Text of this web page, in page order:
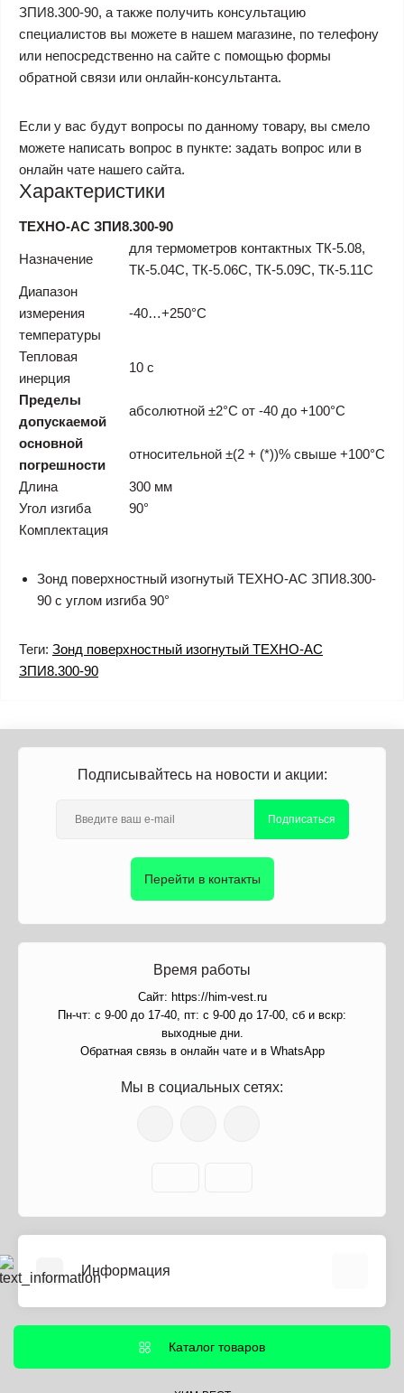
ЗПИ8.300-90, а также получить консультацию
специалистов вы можете в нашем магазине, по телефону
или непосредственно на сайте с помощью формы
обратной связи или онлайн-консультанта.
Если у вас будут вопросы по данному товару, вы смело
можете написать вопрос в пункте: задать вопрос или в
онлайн чате нашего сайта.
Характеристики
ТЕХНО-АС ЗПИ8.300-90
Назначение
для термометров контактных ТК-5.08,
ТК-5.04С, ТК-5.06С, ТК-5.09С, ТК-5.11С
Диапазон
измерения
температуры
-40…+250°С
Тепловая
инерция
10 с
Пределы
допускаемой
основной
погрешности
абсолютной ±2°С от -40 до +100°С
относительной ±(2 + (*))% свыше +100°С
Длина
300 мм
Угол изгиба
90°
Комплектация
Зонд поверхностный изогнутый ТЕХНО-АС ЗПИ8.300-
90 с углом изгиба 90°
Теги: Зонд поверхностный изогнутый ТЕХНО-АС
ЗПИ8.300-90
Подписывайтесь на новости и акции:
Подписаться
Перейти в контакты
Время работы
Сайт: https://him-vest.ru
Пн-чт: с 9-00 до 17-40, пт: с 9-00 до 17-00, сб и вскр:
выходные дни.
Обратная связь в онлайн чате и в WhatsApp
Мы в социальных сетях:
Информация
Информация о доставке
Политика безопасности
Каталог товаров